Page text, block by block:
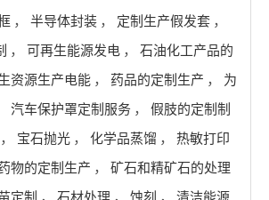
， 半导体封装 ， 定制生产假发套 ，
， 可再生能源发电 ，
石油化工产品的
资源生产电能 ， 药品的定制生产 ，
为
汽车保护罩定制服务 ，
假肢的定制制
， 宝石抛光 ， 化学品蒸馏 ，
热敏打印
物的定制生产 ，
矿石和精矿石的处理
定制 ， 石材处理 ， 蚀刻 ，
清洁能源